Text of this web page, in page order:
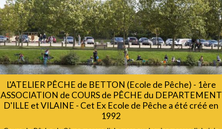
L'ATELIER PÊCHE de BETTON (Ecole de Pêche) - 1ère
ASSOCIATION de COURS de PÊCHE du DEPARTEMENT
D'ILLE et VILAINE - Cet Ex Ecole de Pêche a été créé en
1992